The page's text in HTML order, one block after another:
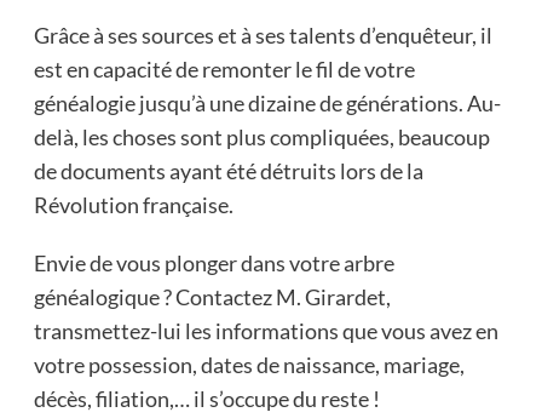
Grâce à ses sources et à ses talents d’enquêteur, il
est en capacité de remonter le fil de votre
généalogie jusqu’à une dizaine de générations. Au-
delà, les choses sont plus compliquées, beaucoup
de documents ayant été détruits lors de la
Révolution française.
Envie de vous plonger dans votre arbre
généalogique ? Contactez M. Girardet,
transmettez-lui les informations que vous avez en
votre possession, dates de naissance, mariage,
décès, filiation,… il s’occupe du reste !